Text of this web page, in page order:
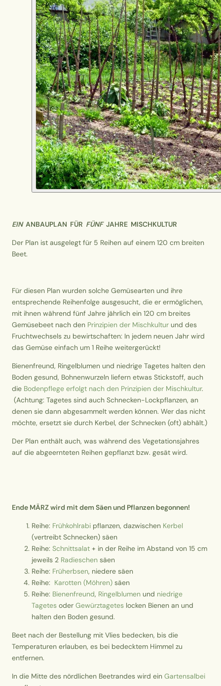
EINANBAUPLAN FÜR FÜNFJAHRE MISCHKULTUR
Der Plan ist ausgelegt für 5 Reihen auf einem 120 cm breiten
Beet.
Für diesen Plan wurden solche Gemüsearten und ihre
entsprechende Reihenfolge ausgesucht, die er ermöglichen,
mit ihnen während fünf Jahre jährlich ein 120 cm breites
Gemüsebeet nach den Prinzipien der Mischkultur und des
Fruchtwechsels zu bewirtschaften: In jedem neuen Jahr wird
das Gemüse einfach um 1 Reihe weitergerückt!
Bienenfreund, Ringelblumen und niedrige Tagetes halten den
Boden gesund, Bohnenwurzeln liefern etwas Stickstoff, auch
die Bodenpflege erfolgt nach den Prinzipien der Mischkultur.
(Achtung: Tagetes sind auch Schnecken-Lockpflanzen, an
denen sie dann abgesammelt werden können. Wer das nicht
möchte, ersetzt sie durch Kerbel, der Schnecken (oft) abhält.)
Der Plan enthält auch, was während des Vegetationsjahres
auf die abgeernteten Reihen gepflanzt bzw. gesät wird.
Ende MÄRZ wird mit dem Säen und Pflanzen begonnen!
Reihe: Frühkohlrabi pflanzen, dazwischen Kerbel
(vertreibt Schnecken) säen
Reihe: Schnittsalat + in der Reihe im Abstand von 15 cm
jeweils 2 Radieschen säen
Reihe: Früherbsen, niedere säen
Reihe: Karotten (Möhren) säen
Reihe: Bienenfreund, Ringelblumen und niedrige
Tagetes oder Gewürztagetes locken Bienen an und
halten den Boden gesund.
Beet nach der Bestellung mit Vlies bedecken, bis die
Temperaturen erlauben, es bei bedecktem Himmel zu
entfernen.
In die Mitte des nördlichen Beetrandes wird ein Gartensalbei